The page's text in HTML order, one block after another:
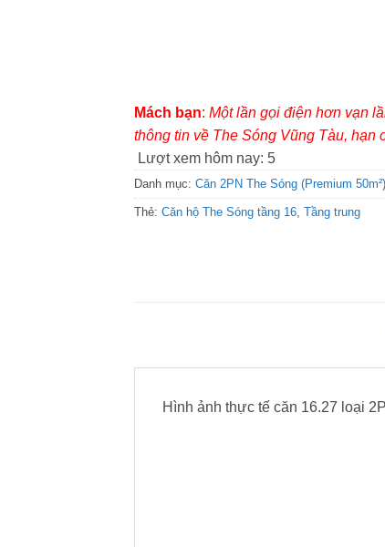
Mách bạn: Một lần gọi điện hơn vạn
thông tin về The Sóng Vũng Tàu, hạn
Lượt xem hôm nay: 5
Danh mục: Căn 2PN The Sóng (Premium 50m²)
Thẻ: Căn hộ The Sóng tầng 16, Tầng trung
Hình ảnh thực tế căn 16.27 loại